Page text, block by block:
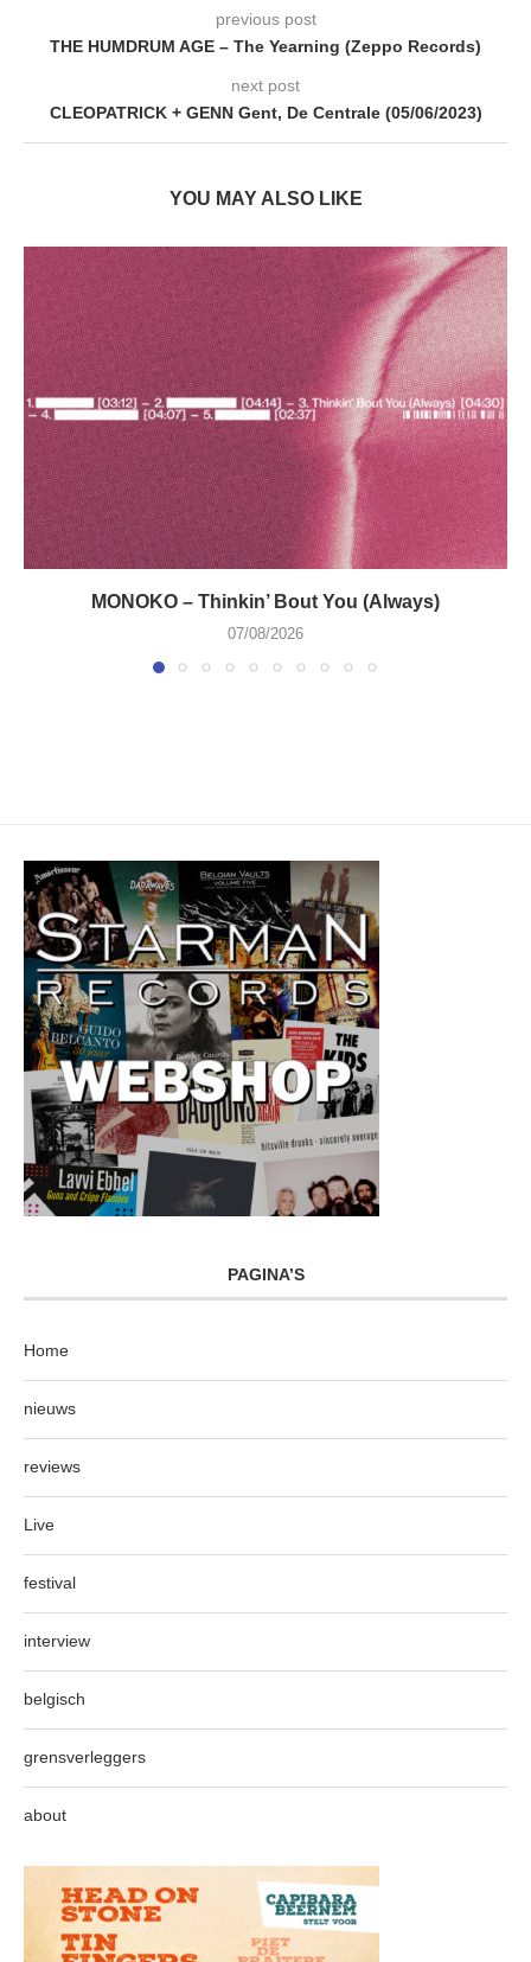
previous post
THE HUMDRUM AGE – The Yearning (Zeppo Records)
next post
CLEOPATRICK + GENN Gent, De Centrale (05/06/2023)
YOU MAY ALSO LIKE
MONOKO – Thinkin’ Bout You (Always)
07/08/2026
PAGINA’S
Home
nieuws
reviews
Live
festival
interview
belgisch
grensverleggers
about